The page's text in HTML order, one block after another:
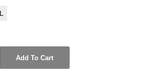
Add To Cart